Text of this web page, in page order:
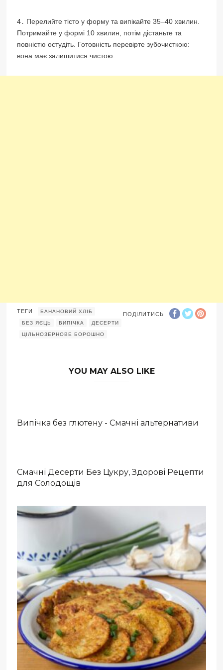
4․ Перелийте тісто у форму та випікайте 35–40 хвилин.
Потримайте у формі 10 хвилин, потім дістаньте та
повністю остудіть. Готовність перевірте зубочисткою:
вона має залишитися чистою.
ПОДІЛИТИСЬ
ТЕГИ БАНАНОВИЙ ХЛІБ
БЕЗ ЯЄЦЬ ВИПІЧКА ДЕСЕРТИ
ЦІЛЬНОЗЕРНОВЕ БОРОШНО
YOU MAY ALSO LIKE
Випічка без глютену - Смачні альтернативи
Смачні Десерти Без Цукру, Здорові Рецепти
для Солодощів